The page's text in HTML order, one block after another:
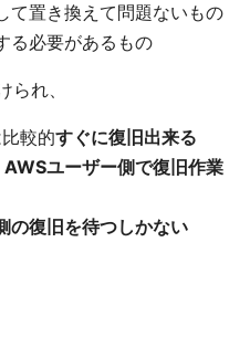
て置き換えて問題ないもの
る必要があるもの
れ、
較的すぐに復旧出来る
AWSユーザー側で復旧作業
の復旧を待つしかない